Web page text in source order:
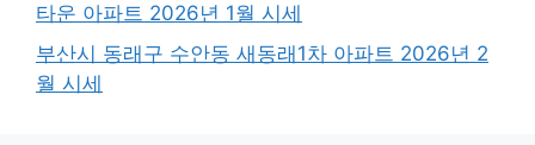
타운 아파트 2026년 1월 시세
부산시 동래구 수안동 새동래1차 아파트 2026년 2
월 시세